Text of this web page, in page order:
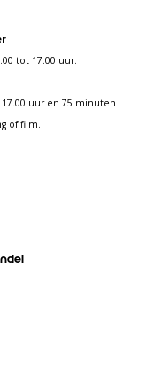
tot 17.00 uur.
17.00 uur en 75 minuten
of film.